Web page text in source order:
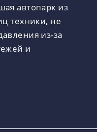
автопарк из
техники, не
из-за
и